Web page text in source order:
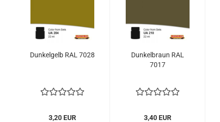
Dunkelgelb RAL 7028
3,20 EUR
Dunkelbraun RAL
7017
3,40 EUR